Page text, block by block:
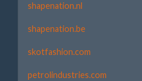
shapenation.nl
shapenation.be
skotfashion.com
petrolindustries.com